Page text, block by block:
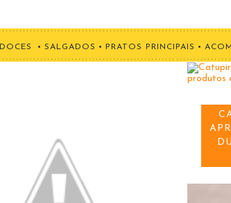
DOCES • SALGADOS • PRATOS PRINCIPAIS •